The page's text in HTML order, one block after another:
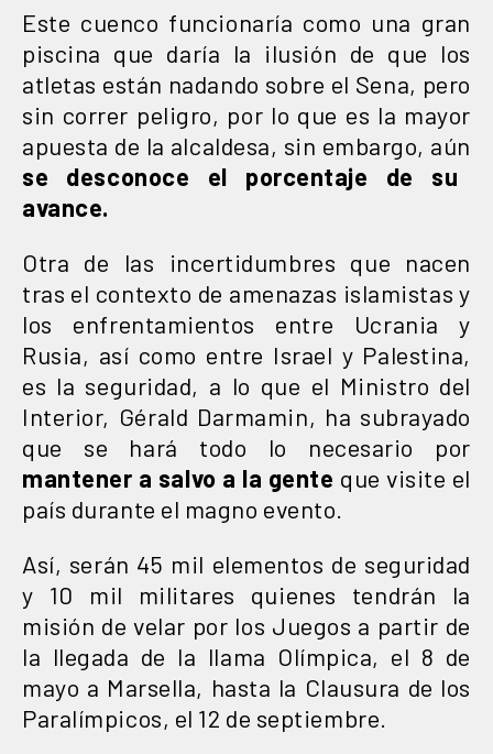
Este cuenco funcionaría como una gran
piscina que daría la ilusión de que los
atletas están nadando sobre el Sena, pero
sin correr peligro, por lo que es la mayor
apuesta de la alcaldesa, sin embargo, aún
se desconoce el porcentaje de su
avance.
Otra de las incertidumbres que nacen
tras el contexto de amenazas islamistas y
los enfrentamientos entre Ucrania y
Rusia, así como entre Israel y Palestina,
es la seguridad, a lo que el Ministro del
Interior, Gérald Darmamin, ha subrayado
que se hará todo lo necesario por
mantener a salvo a la gente que visite el
país durante el magno evento.
Así, serán 45 mil elementos de seguridad
y 10 mil militares quienes tendrán la
misión de velar por los Juegos a partir de
la llegada de la llama Olímpica, el 8 de
mayo a Marsella, hasta la Clausura de los
Paralímpicos, el 12 de septiembre.